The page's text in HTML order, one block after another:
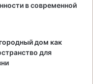
в современной
дом как
для